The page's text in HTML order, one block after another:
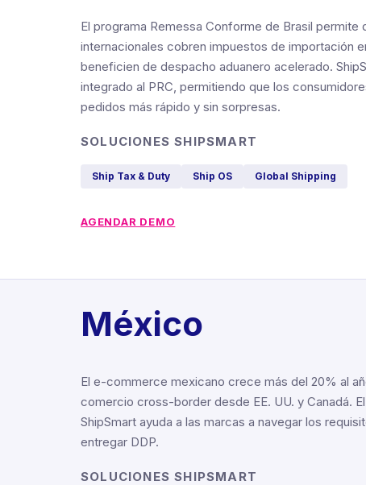
El programa Remessa Conforme de Brasil permite
internacionales cobren impuestos de importación
beneficien de despacho aduanero acelerado.
integrado al PRC, permitiendo que los
pedidos más rápido y sin sorpresas.
SOLUCIONES SHIPSMART
Ship Tax & Duty Ship OS Global Shipping
AGENDAR DEMO
México
El e-commerce mexicano crece más del 20% al
comercio cross-border desde EE. UU. y Canadá.
ShipSmart ayuda a las marcas a navegar los
entregar DDP.
SOLUCIONES SHIPSMART